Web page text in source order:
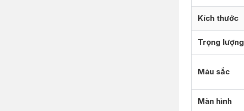
Kích thước
Trọng lượng
Màu sắc
Màn hình